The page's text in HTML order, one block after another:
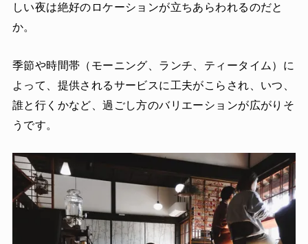
しい夜は絶好のロケーションが立ちあらわれるのだと
か。
季節や時間帯（モーニング、ランチ、ティータイム）に
よって、提供されるサービスに工夫がこらされ、いつ、
誰と行くかなど、過ごし方のバリエーションが広がりそ
うです。